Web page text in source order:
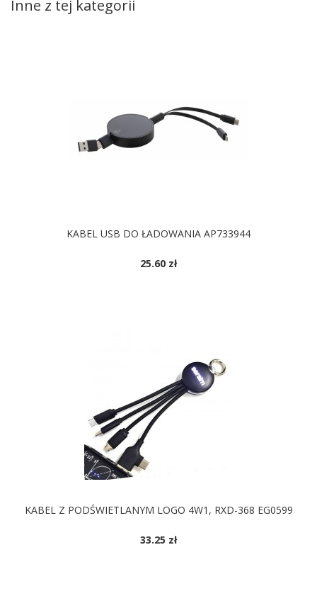
Inne z tej kategorii
KABEL USB DO ŁADOWANIA AP733944
25.60 zł
KABEL Z PODŚWIETLANYM LOGO 4W1, RXD-368 EG0599
33.25 zł